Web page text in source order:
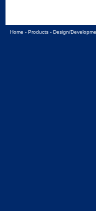
Home - Products - Design/